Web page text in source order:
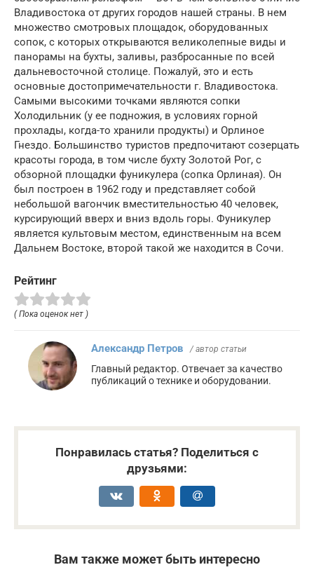
Владивостока от других городов нашей страны. В нем
множество смотровых площадок, оборудованных
сопок, с которых открываются великолепные виды и
панорамы на бухты, заливы, разбросанные по всей
дальневосточной столице. Пожалуй, это и есть
основные достопримечательности г. Владивостока.
Самыми высокими точками являются сопки
Холодильник (у ее подножия, в условиях горной
прохлады, когда-то хранили продукты) и Орлиное
Гнездо. Большинство туристов предпочитают созерцать
красоты города, в том числе бухту Золотой Рог, с
обзорной площадки фуникулера (сопка Орлиная). Он
был построен в 1962 году и представляет собой
небольшой вагончик вместительностью 40 человек,
курсирующий вверх и вниз вдоль горы. Фуникулер
является культовым местом, единственным на всем
Дальнем Востоке, второй такой же находится в Сочи.
Рейтинг
( Пока оценок нет )
Александр Петров / автор статьи
Главный редактор. Отвечает за качество
публикаций о технике и оборудовании.
Понравилась статья? Поделиться с
друзьями:
Вам также может быть интересно